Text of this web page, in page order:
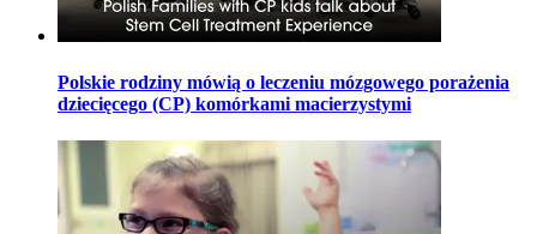
Polskie rodziny mówią o leczeniu mózgowego porażenia
dziecięcego (CP) komórkami macierzystymi